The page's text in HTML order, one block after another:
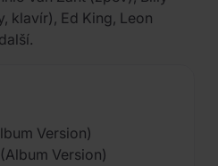
klavír), Ed King, Leon
Version)
Version)